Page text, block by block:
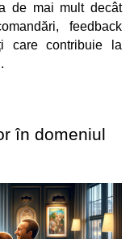
de mai mult decât
feedback
care contribuie la
în domeniul